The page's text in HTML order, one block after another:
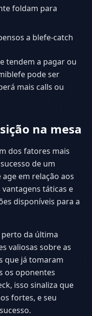
foldam para
a blefe-catch
tendem a pagar ou
pode ser
mais calls ou
na mesa
dos fatores mais
de um
em relação aos
táticas e
disponíveis para a
da última
valiosas sobre as
que já tomaram
os oponentes
isso sinaliza que
fortes, e seu